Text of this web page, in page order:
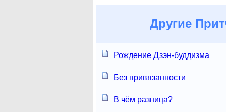
Другие
Рождение Дзэн-буддизма
Без привязанности
В чём разница?